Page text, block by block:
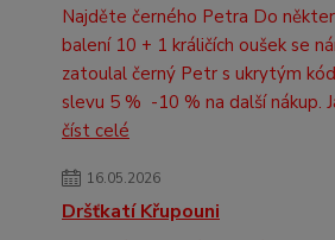
Najděte černého Petra Do
balení 10 + 1 králičích oušek se
zatoulal černý Petr s ukrytým
slevu 5 % -10 % na další nákup.
číst celé
16.05.2026
Dršťkatí Křupouni